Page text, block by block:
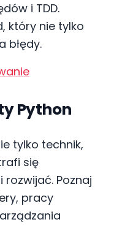
i TDD.
który nie tylko
błędy.
Python
tylko technik,
się
Poznaj
pracy